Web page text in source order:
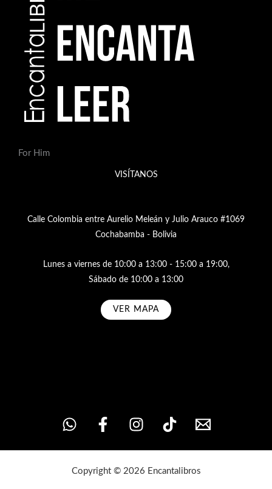
For Him
VISÍTANOS
Calle Colombia entre Aurelio Meleán y Julio Arauco #1069
Cochabamba - Bolivia
Lunes a viernes de 10:00 a 13:00 - 15:00 a 19:00,
Sábado de 10:00 a 13:00
VER MAPA
Copyright © 2026 Encantalibros